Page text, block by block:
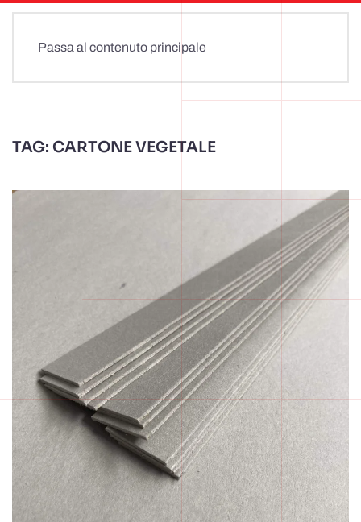
Passa al contenuto principale
TAG: CARTONE VEGETALE